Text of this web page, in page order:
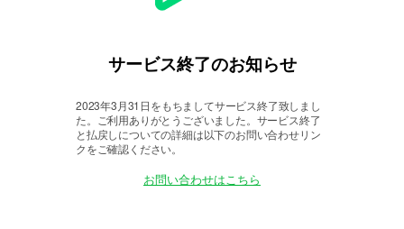
サービス終了のお知らせ
2023年3月31日をもちましてサービス終了致しまし
た。
ご利用ありがとうございました。サービス終了
と払戻しについての詳細は以下のお問い合わせリン
クをご確認ください。
お問い合わせはこちら